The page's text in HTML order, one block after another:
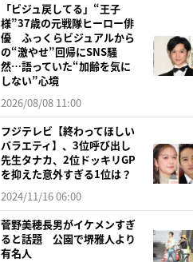
「ビジュ戻してる」“王子
様”37歳の元戦隊ヒーロー俳
優 ふっくらビジュアルから
の“激やせ”回帰にSNS騒
然…語っていた“加齢を気に
しない”心境
2026/08/08 11:00
フジテレビ【終わってほしい
バラエティ】、3位呼び出し
先生タナカ、2位ドッキリGP
を抑えた意外すぎる1位は？
2024/11/16 06:00
菅野美穂長男がイケメンすぎ
ると話題 公園で堺雅人より
有名人